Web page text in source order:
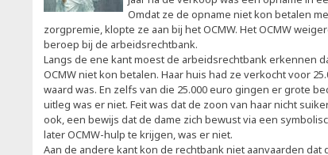
Omdat ze de opname niet kon betalen
zorgpremie, klopte ze aan bij het OCMW. Het OCMW
beroep bij de arbeidsrechtbank.
Langs de ene kant moest de arbeidsrechtbank erkennen
OCMW niet kon betalen. Haar huis had ze verkocht voor
waard was. En zelfs van die 25.000 euro gingen er grote
uitleg was er niet. Feit was dat de zoon van haar nicht
ook, een bewijs dat de dame zich bewust via een
later OCMW-hulp te krijgen, was er niet.
Aan de andere kant kon de rechtbank niet aanvaarden